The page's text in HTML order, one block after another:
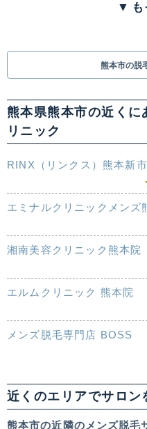
▼
熊本市の脱
熊本県熊本市の近くに
リニック
RINX（リンクス）熊本新
エミナルクリニックメンズ
湘南美容クリニック熊本院
エルムクリニック 熊本院
メンズ脱毛専門店 BOSS
近くのエリアでサロン
熊本市の近隣のメンズ脱毛